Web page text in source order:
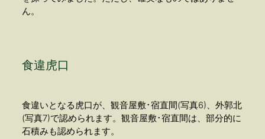
ん。
食違虎口
食違いとなる虎口が、観音屋敷･宿直間(写真6)、外郭北
(写真7)で認められます。観音屋敷･宿直間は、部分的に
石積みも認められます。